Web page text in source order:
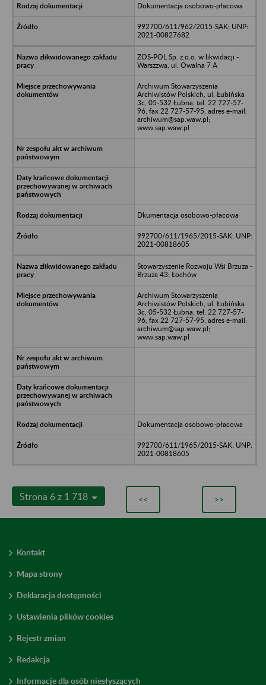
Dokumentacja osobowo-płacowa
992700/611/962/2015-SAK; UNP:
2021-00827682
ZOS-POL Sp. z.o.o. w likwidacji -
Warszzwa, ul. Owalna 7 A
Archiwum Stowarzyszenia
Archiwistów Polskich, ul. Łubińska
3c, 05-532 Łubna, tel. 22 727-57-
96, fax 22 727-57-95, adres e-mail:
archiwum@sap.waw.pl;
www.sap.waw.pl
Dkumentacja osobowo-płacowa
992700/611/1965/2015-SAK; UNP:
2021-00818605
Stowarzyszenie Rozwoju Wsi Brzuza -
Brzuza 43; Łochów
Archiwum Stowarzyszenia
Archiwistów Polskich, ul. Łubińska
3c, 05-532 Łubna, tel. 22 727-57-
96, fax 22 727-57-95, adres e-mail:
archiwum@sap.waw.pl;
www.sap.waw.pl
Dokumentacja osobowo-płacowa
992700/611/1965/2015-SAK; UNP:
2021-00818605
Strona 6 z 1 718 << >>
Kontakt
Mapa strony
Deklaracja dostępności
Ustawienia plików cookies
Rejestr zmian
Redakcja
Informacje dla osób niesłyszących